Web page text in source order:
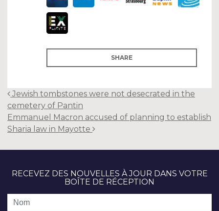
SHARE
Post
navigation
Jewish tombstones were not desecrated in the
cemetery of Pantin
Emmanuel Macron accused of planning to establish
Sharia law in Mayotte
RECEVEZ DES NOUVELLES À JOUR DANS VOTRE
BOÎTE DE RÉCEPTION
Nom